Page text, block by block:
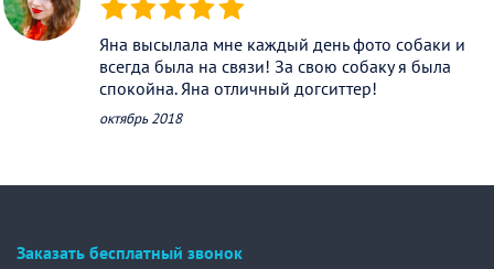
(*) (*) (*) (*) (*)
Яна высылала мне каждый день фото собаки и
всегда была на связи! За свою собаку я была
спокойна. Яна отличный догситтер!
октябрь 2018
Заказать бесплатный звонок